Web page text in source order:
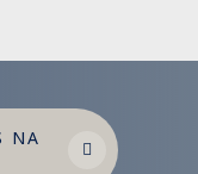
NA